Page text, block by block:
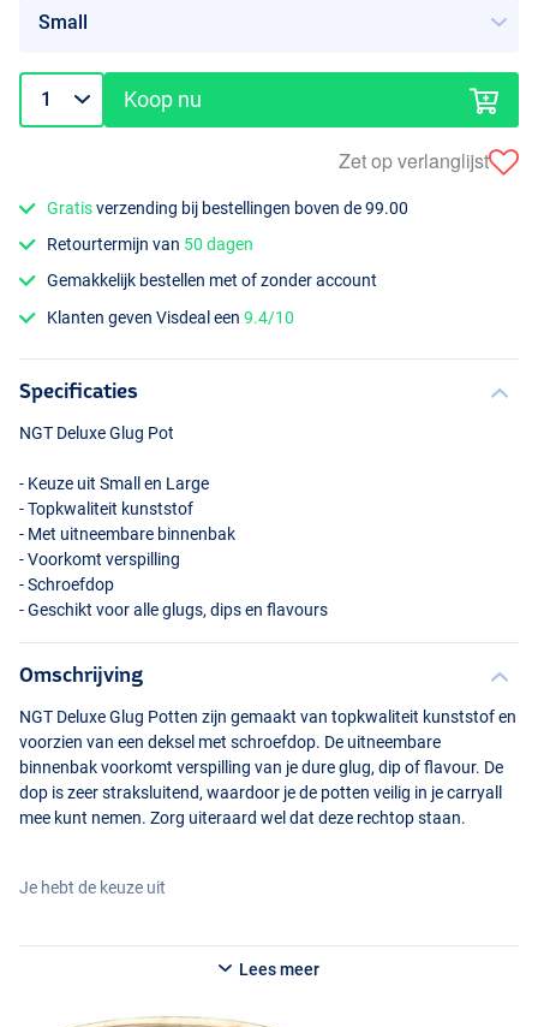
Koop nu
Zet op verlanglijst
Gratisverzending bij bestellingen boven de 99.00
Retourtermijn van 50 dagen
Gemakkelijk bestellen met of zonder account
Klanten geven Visdeal een9.4/10
Specificaties
NGT Deluxe Glug Pot
- Keuze uit Small en Large
- Topkwaliteit kunststof
- Met uitneembare binnenbak
- Voorkomt verspilling
- Schroefdop
- Geschikt voor alle glugs, dips en flavours
Omschrijving
NGT Deluxe Glug Potten zijn gemaakt van topkwaliteit kunststof en
voorzien van een deksel met schroefdop. De uitneembare
binnenbak voorkomt verspilling van je dure glug, dip of flavour. De
dop is zeer straksluitend, waardoor je de potten veilig in je carryall
mee kunt nemen. Zorg uiteraard wel dat deze rechtop staan.
Je hebt de keuze uit
Lees meer